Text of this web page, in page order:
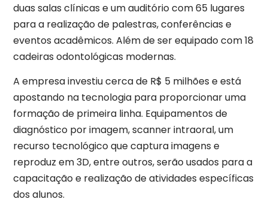
duas salas clínicas e um auditório com 65 lugares
para a realização de palestras, conferências e
eventos acadêmicos. Além de ser equipado com 18
cadeiras odontológicas modernas.
A empresa investiu cerca de R$ 5 milhões e está
apostando na tecnologia para proporcionar uma
formação de primeira linha. Equipamentos de
diagnóstico por imagem, scanner intraoral, um
recurso tecnológico que captura imagens e
reproduz em 3D, entre outros, serão usados para a
capacitação e realização de atividades específicas
dos alunos.